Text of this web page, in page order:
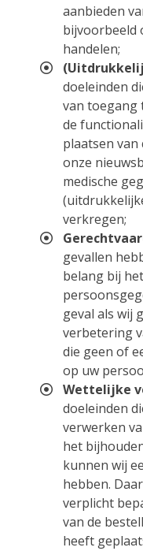
aanbieden
bijvoorbeeld
handelen;
doeleinden
van toegang
de
plaatsen
onze
medische
verkregen;
gevallen
belang bij
geval als wij
verbetering
die geen of
op uw
Wettelijke
doeleinden
verwerken
het
kunnen wij
hebben.
verplicht
van de
heeft